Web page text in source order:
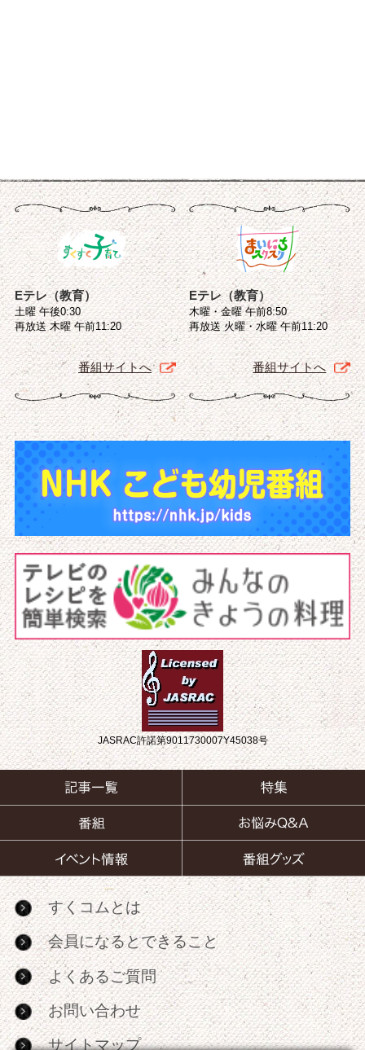
Eテレ（教育）
土曜 午後0:30
再放送 木曜 午前11:20
番組サイトへ
Eテレ（教育）
木曜・金曜 午前8:50
再放送 火曜・水曜 午前11:20
番組サイトへ
JASRAC許諾第9011730007Y45038号
すくコムとは
会員になるとできること
よくあるご質問
お問い合わせ
サイトマップ